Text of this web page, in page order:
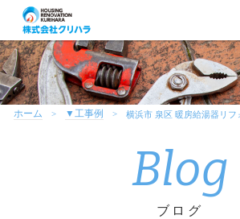
ホーム ▼工事例 横浜市 泉区 暖房給湯器リフ
Blog
ブログ